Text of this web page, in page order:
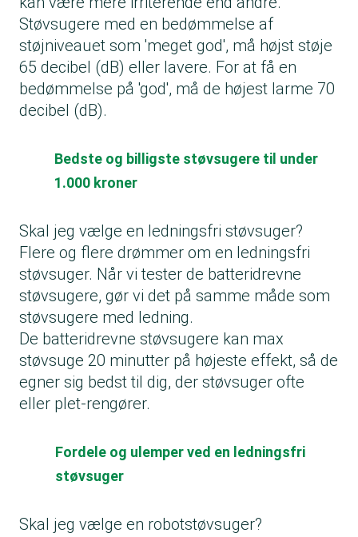
Støvsugere med en bedømmelse af
støjniveauet som 'meget god', må højst støje
65 decibel (dB) eller lavere. For at få en
bedømmelse på 'god', må de højest larme 70
decibel (dB).
Bedste og billigste støvsugere til under
1.000 kroner
Skal jeg vælge en ledningsfri støvsuger?
Flere og flere drømmer om en ledningsfri
støvsuger. Når vi tester de batteridrevne
støvsugere, gør vi det på samme måde som
støvsugere med ledning.
De batteridrevne støvsugere kan max
støvsuge 20 minutter på højeste effekt, så de
egner sig bedst til dig, der støvsuger ofte
eller plet-rengører.
Fordele og ulemper ved en ledningsfri
støvsuger
Skal jeg vælge en robotstøvsuger?